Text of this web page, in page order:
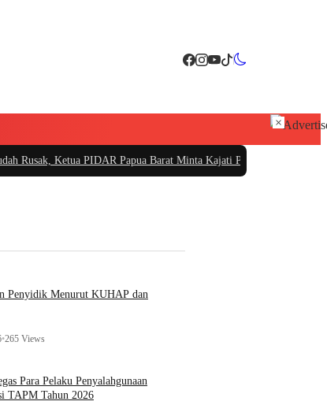
PIDAR Papua Barat Minta Kajati Papua Periksa PT. Fajar Papua
Penyidik Menurut KUHAP dan
•265 Views
Para Pelaku Penyalahgunaan
TAPM Tahun 2026
×